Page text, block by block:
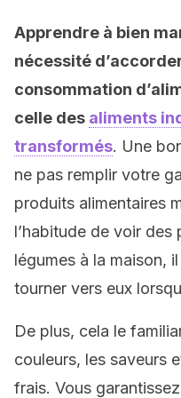
Apprendre à bien
nécessité
consommation
celle des aliments
transformés. Une
ne pas remplir votre
produits alimentaires
l’habitude de voir
légumes à la maison,
tourner vers eux
De plus, cela le
couleurs, les saveurs
frais. Vous